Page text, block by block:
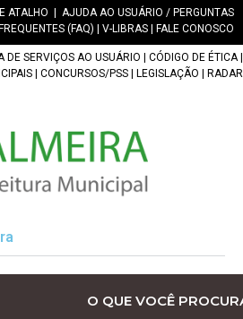
ATALHO
AJUDA AO USUÁRIO / PERGUNTAS
FREQUENTES (FAQ)
V-LIBRAS FALE CONOSCO
DE SERVIÇOS AO USUÁRIO CÓDIGO DE ÉTICA|
CONCURSOS/PSS LEGISLAÇÃO RADAR
O QUE VOCÊ